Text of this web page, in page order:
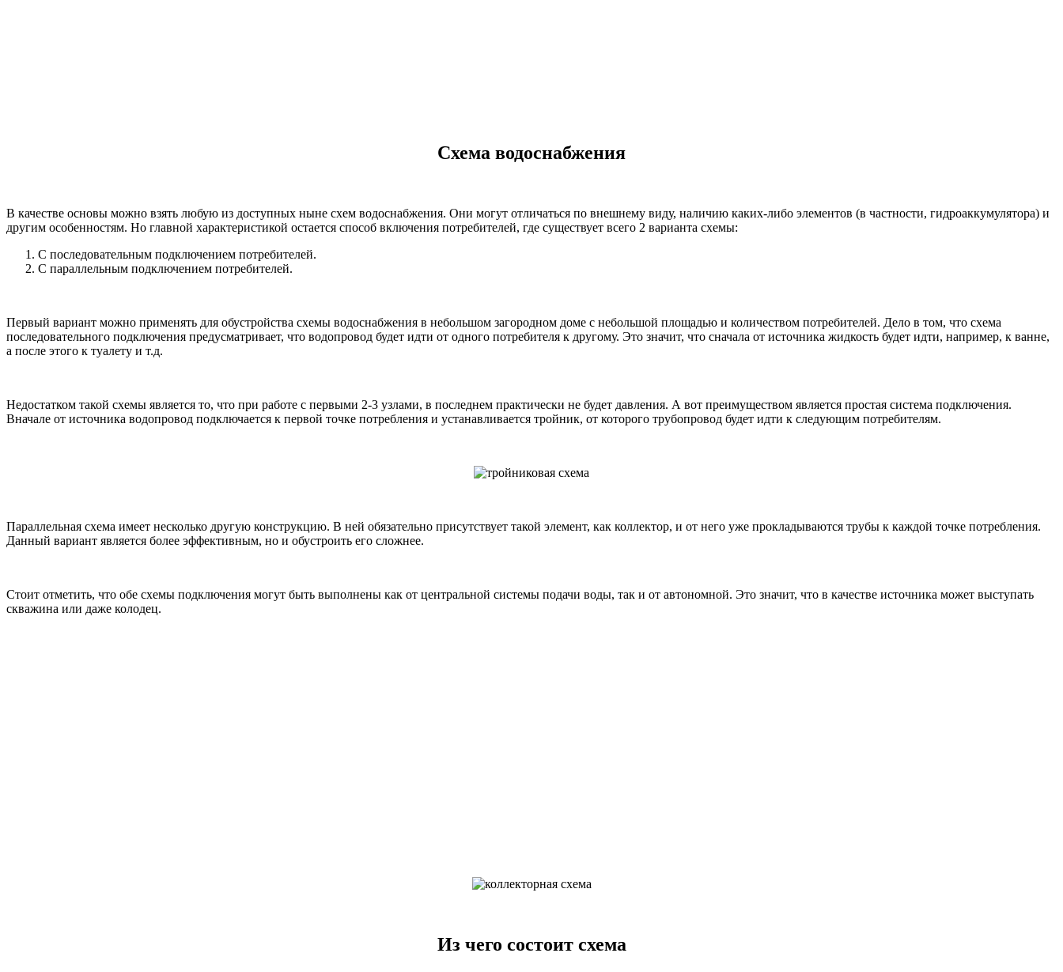
Схема водоснабжения
В качестве основы можно взять любую из доступных ныне схем водоснабжения. Они могут отличаться по внешнему виду, наличию каких-либо элементов (в частности, гидроаккумулятора) и
другим особенностям. Но главной характеристикой остается способ включения потребителей, где существует всего 2 варианта схемы:
С последовательным подключением потребителей.
С параллельным подключением потребителей.
Первый вариант можно применять для обустройства схемы водоснабжения в небольшом загородном доме с небольшой площадью и количеством потребителей. Дело в том, что схема
последовательного подключения предусматривает, что водопровод будет идти от одного потребителя к другому. Это значит, что сначала от источника жидкость будет идти, например, к ванне,
а после этого к туалету и т.д.
Недостатком такой схемы является то, что при работе с первыми 2-3 узлами, в последнем практически не будет давления. А вот преимуществом является простая система подключения.
Вначале от источника водопровод подключается к первой точке потребления и устанавливается тройник, от которого трубопровод будет идти к следующим потребителям.
Параллельная схема имеет несколько другую конструкцию. В ней обязательно присутствует такой элемент, как коллектор, и от него уже прокладываются трубы к каждой точке потребления.
Данный вариант является более эффективным, но и обустроить его сложнее.
Стоит отметить, что обе схемы подключения могут быть выполнены как от центральной системы подачи воды, так и от автономной. Это значит, что в качестве источника может выступать
скважина или даже колодец.
Из чего состоит схема